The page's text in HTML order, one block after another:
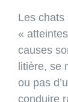
Les chats
«
causes
litière, se
ou pas
conduire